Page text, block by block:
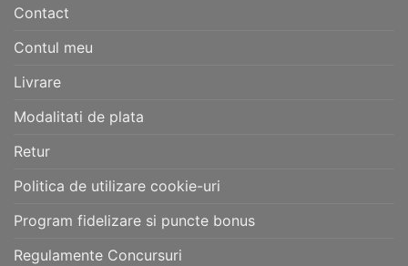
Contact
Contul meu
Livrare
Modalitati de plata
Retur
Politica de utilizare cookie-uri
Program fidelizare si puncte bonus
Regulamente Concursuri